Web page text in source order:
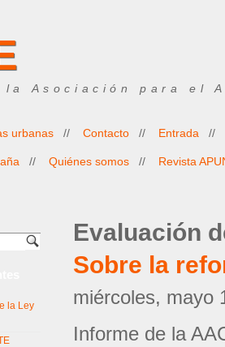
la Asociación para el
urbanas // Contacto // Entrada //
// Quiénes somos // Revista
Evaluación
Sobre la
miércoles, mayo
Informe de la
la Ley